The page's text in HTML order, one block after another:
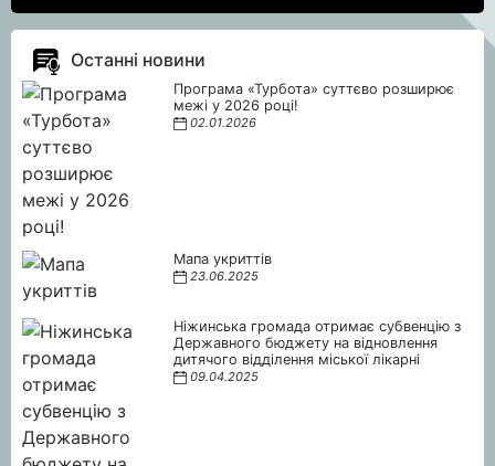
Останні новини
Програма «Турбота» суттєво розширює
межі у 2026 році!
02.01.2026
Мапа укриттів
23.06.2025
Ніжинська громада отримає субвенцію з
Державного бюджету на відновлення
дитячого відділення міської лікарні
09.04.2025